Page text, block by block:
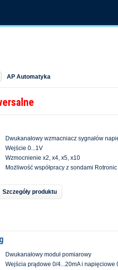
AP Automatyka
Dwukanałowy wzmacniacz sygnałów
Wejście 0...1V
Wzmocnienie x2, x4, x5, x10
Możliwość współpracy z sondami
Szczegóły produktu
Dwukanałowy moduł pomiarowy
Wejścia prądowe 0/4...20mA i napięciowe